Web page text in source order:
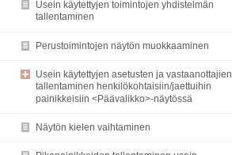
Usein käytettyjen toimintojen yhdistelmän
tallentaminen
Perustoimintojen näytön muokkaaminen
Usein käytettyjen asetusten ja vastaanottajien
tallentaminen henkilökohtaisiin/jaettuihin
painikkeisiin <Päävalikko>-näytössä
Näytön kielen vaihtaminen